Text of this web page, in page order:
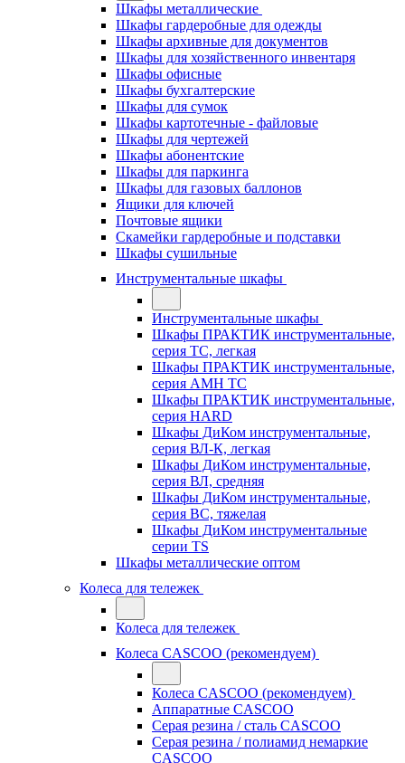
Шкафы металлические
Шкафы гардеробные для одежды
Шкафы архивные для документов
Шкафы для хозяйственного инвентаря
Шкафы офисные
Шкафы бухгалтерские
Шкафы для сумок
Шкафы картотечные - файловые
Шкафы для чертежей
Шкафы абонентские
Шкафы для паркинга
Шкафы для газовых баллонов
Ящики для ключей
Почтовые ящики
Скамейки гардеробные и подставки
Шкафы сушильные
Инструментальные шкафы
Инструментальные шкафы
Шкафы ПРАКТИК инструментальные,
серия ТC, легкая
Шкафы ПРАКТИК инструментальные,
серия AMH TC
Шкафы ПРАКТИК инструментальные,
серия HARD
Шкафы ДиКом инструментальные,
cерия ВЛ-К, легкая
Шкафы ДиКом инструментальные,
серия ВЛ, средняя
Шкафы ДиКом инструментальные,
серия ВС, тяжелая
Шкафы ДиКом инструментальные
серии TS
Шкафы металлические оптом
Колеса для тележек
Колеса для тележек
Колеса CASCOO (рекомендуем)
Колеса CASCOO (рекомендуем)
Аппаратные CASCOO
Серая резина / сталь CASCOO
Серая резина / полиамид немаркие
CASCOO